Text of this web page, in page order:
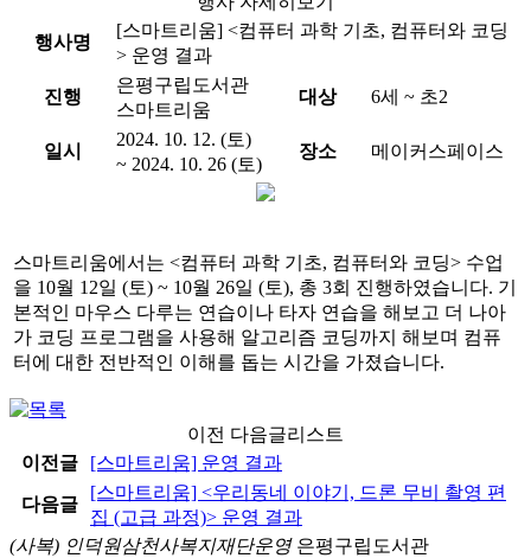
행사명
[스마트리움] <컴퓨터 과학 기초, 컴퓨터와 코딩
> 운영 결과
진행
은평구립도서관
스마트리움
대상 6세 ~ 초2
일시
2024. 10. 12. (토)
~ 2024. 10. 26 (토)
장소 메이커스페이스
스마트리움에서는 <컴퓨터 과학 기초, 컴퓨터와 코딩> 수업
을 10월 12일 (토) ~ 10월 26일 (토), 총 3회 진행하였습니다. 기
본적인 마우스 다루는 연습이나 타자 연습을 해보고 더 나아
가 코딩 프로그램을 사용해 알고리즘 코딩까지 해보며 컴퓨
터에 대한 전반적인 이해를 돕는 시간을 가졌습니다.
이전 다음글리스트
이전글
[스마트리움] 운영 결과
다음글
[스마트리움] <우리동네 이야기, 드론 무비 촬영 편
집 (고급 과정)> 운영 결과
(사복) 인덕원삼천사복지재단운영은평구립도서관